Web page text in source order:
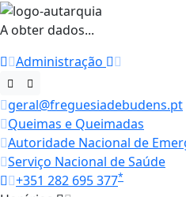
A obter dados...
Administração
geral@freguesiadebudens.pt
Queimas e Queimadas
Autoridade Nacional de
Serviço Nacional de Saúde
+351 282 695 377*